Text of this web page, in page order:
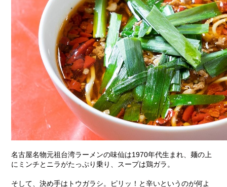
名古屋名物元祖台湾ラーメンの味仙は1970年代生まれ、麺の上
にミンチとニラがたっぷり乗り、スープは鶏ガラ。
そして、決め手はトウガラシ。ピリッ！と辛いというのが何よ